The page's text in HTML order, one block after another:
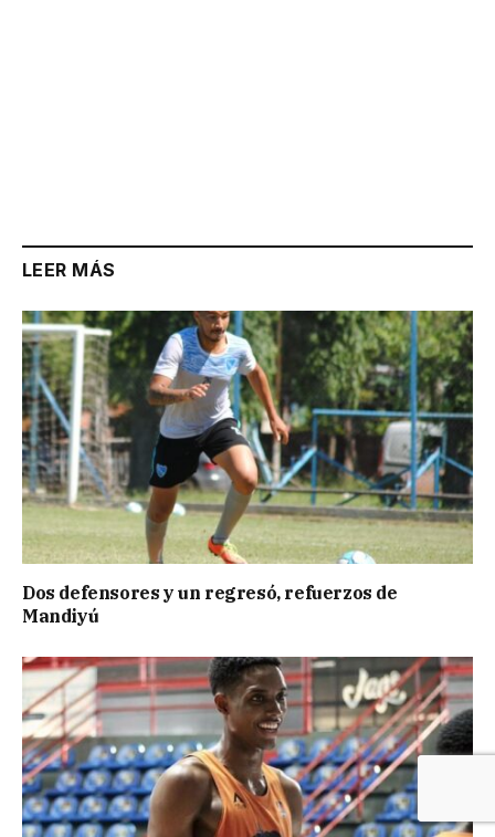
LEER MÁS
Dos defensores y un regresó, refuerzos de
Mandiyú